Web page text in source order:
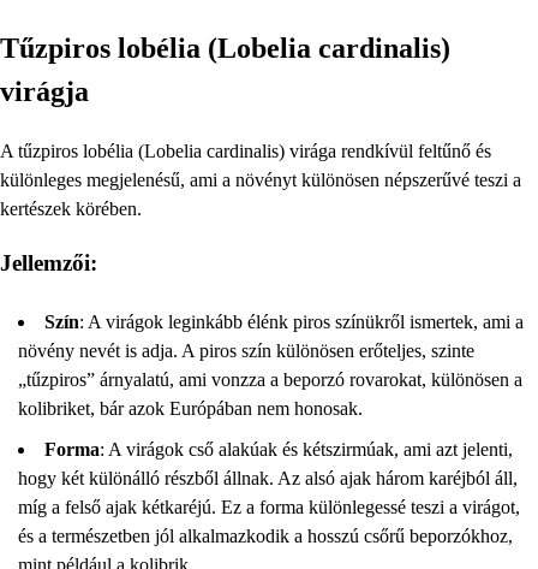
Tűzpiros lobélia (Lobelia cardinalis)
virágja
A tűzpiros lobélia (Lobelia cardinalis) virága rendkívül feltűnő és
különleges megjelenésű, ami a növényt különösen népszerűvé teszi a
kertészek körében.
Jellemzői:
Szín: A virágok leginkább élénk piros színükről ismertek, ami a
növény nevét is adja. A piros szín különösen erőteljes, szinte
„tűzpiros” árnyalatú, ami vonzza a beporzó rovarokat, különösen a
kolibriket, bár azok Európában nem honosak.
Forma: A virágok cső alakúak és kétszirmúak, ami azt jelenti,
hogy két különálló részből állnak. Az alsó ajak három karéjból áll,
míg a felső ajak kétkaréjú. Ez a forma különlegessé teszi a virágot,
és a természetben jól alkalmazkodik a hosszú csőrű beporzókhoz,